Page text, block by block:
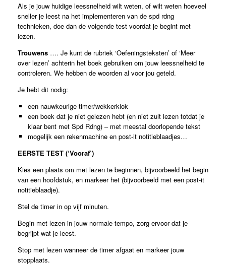
Als je jouw huidige leessnelheid wilt weten, of wilt weten hoeveel
sneller je leest na het implementeren van de spd rdng
technieken, doe dan de volgende test voordat je begint met
lezen.
Trouwens …. Je kunt de rubriek ‘Oefeningsteksten’ of ‘Meer
over lezen’ achterin het boek gebruiken om jouw leessnelheid te
controleren. We hebben de woorden al voor jou geteld.
Je hebt dit nodig:
een nauwkeurige timer/wekkerklok
een boek dat je niet gelezen hebt (en niet zult lezen totdat je
klaar bent met Spd Rdng) – met meestal doorlopende tekst
mogelijk een rekenmachine en post-it notitieblaadjes…
EERSTE TEST (‘Vooraf’)
Kies een plaats om met lezen te beginnen, bijvoorbeeld het begin
van een hoofdstuk, en markeer het (bijvoorbeeld met een post-it
notitieblaadje).
Stel de timer in op vijf minuten.
Begin met lezen in jouw normale tempo, zorg ervoor dat je
begrijpt wat je leest.
Stop met lezen wanneer de timer afgaat en markeer jouw
stopplaats.